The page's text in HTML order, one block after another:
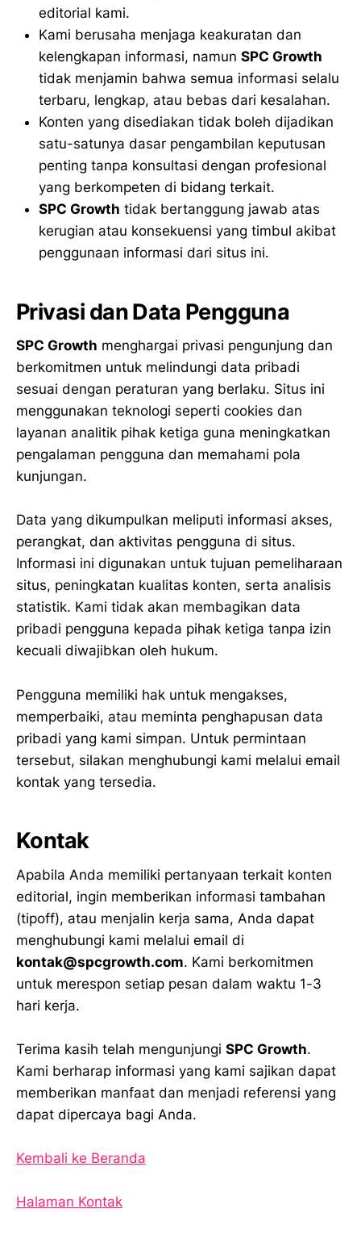
editorial kami.
Kami berusaha menjaga keakuratan dan
kelengkapan informasi, namun SPC Growth
tidak menjamin bahwa semua informasi selalu
terbaru, lengkap, atau bebas dari kesalahan.
Konten yang disediakan tidak boleh dijadikan
satu-satunya dasar pengambilan keputusan
penting tanpa konsultasi dengan profesional
yang berkompeten di bidang terkait.
SPC Growth tidak bertanggung jawab atas
kerugian atau konsekuensi yang timbul akibat
penggunaan informasi dari situs ini.
Privasi dan Data Pengguna
SPC Growth menghargai privasi pengunjung dan
berkomitmen untuk melindungi data pribadi
sesuai dengan peraturan yang berlaku. Situs ini
menggunakan teknologi seperti cookies dan
layanan analitik pihak ketiga guna meningkatkan
pengalaman pengguna dan memahami pola
kunjungan.
Data yang dikumpulkan meliputi informasi akses,
perangkat, dan aktivitas pengguna di situs.
Informasi ini digunakan untuk tujuan pemeliharaan
situs, peningkatan kualitas konten, serta analisis
statistik. Kami tidak akan membagikan data
pribadi pengguna kepada pihak ketiga tanpa izin
kecuali diwajibkan oleh hukum.
Pengguna memiliki hak untuk mengakses,
memperbaiki, atau meminta penghapusan data
pribadi yang kami simpan. Untuk permintaan
tersebut, silakan menghubungi kami melalui email
kontak yang tersedia.
Kontak
Apabila Anda memiliki pertanyaan terkait konten
editorial, ingin memberikan informasi tambahan
(tipoff), atau menjalin kerja sama, Anda dapat
menghubungi kami melalui email di
kontak@spcgrowth.com. Kami berkomitmen
untuk merespon setiap pesan dalam waktu 1-3
hari kerja.
Terima kasih telah mengunjungi SPC Growth.
Kami berharap informasi yang kami sajikan dapat
memberikan manfaat dan menjadi referensi yang
dapat dipercaya bagi Anda.
Kembali ke Beranda
Halaman Kontak